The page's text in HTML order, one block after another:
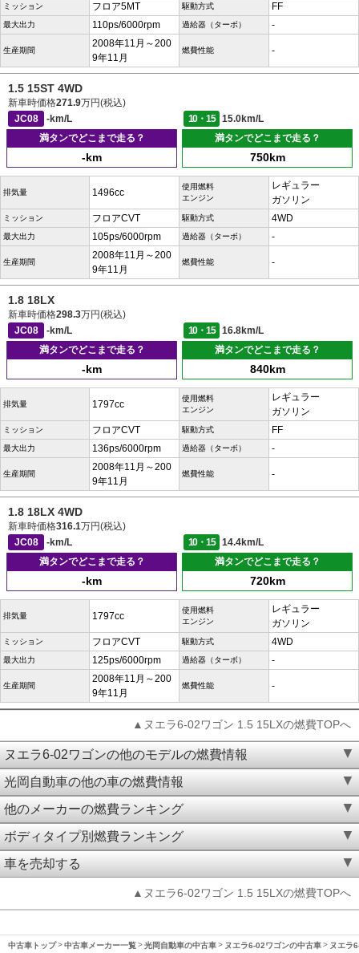
ミッション フロア5MT 駆動方式 FF
最大出力 110ps/6000rpm 過給器（ターボ） -
生産期間
2008年11月～200
9年11月
燃費性能 -
1.5 15ST 4WD
新車時価格271.9万円(税込)
JC08
-km/L 10・15
15.0km/L
満タンでどこまで走る？
-km
満タンでどこまで走る？
750km
排気量 1496cc
使用燃料
エンジン
レギュラー
ガソリン
ミッション フロアCVT 駆動方式 4WD
最大出力 105ps/6000rpm 過給器（ターボ） -
生産期間
2008年11月～200
9年11月
燃費性能 -
1.8 18LX
新車時価格298.3万円(税込)
JC08
-km/L 10・15
16.8km/L
満タンでどこまで走る？
-km
満タンでどこまで走る？
840km
排気量 1797cc
使用燃料
エンジン
レギュラー
ガソリン
ミッション フロアCVT 駆動方式 FF
最大出力 136ps/6000rpm 過給器（ターボ） -
生産期間
2008年11月～200
9年11月
燃費性能 -
1.8 18LX 4WD
新車時価格316.1万円(税込)
JC08
-km/L 10・15
14.4km/L
満タンでどこまで走る？
-km
満タンでどこまで走る？
720km
排気量 1797cc
使用燃料
エンジン
レギュラー
ガソリン
ミッション フロアCVT 駆動方式 4WD
最大出力 125ps/6000rpm 過給器（ターボ） -
生産期間
2008年11月～200
9年11月
燃費性能 -
▲ヌエラ6-02ワゴン 1.5 15LXの燃費TOPへ
ヌエラ6-02ワゴンの他のモデルの燃費情報
光岡自動車の他の車の燃費情報
他のメーカーの燃費ランキング
ボディタイプ別燃費ランキング
車を売却する
▲ヌエラ6-02ワゴン 1.5 15LXの燃費TOPへ
中古車トップ 中古車メーカー一覧 光岡自動車の中古車 ヌエラ6-02ワゴンの中古車 ヌエラ